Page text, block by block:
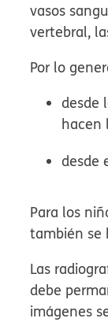
vasos
vertebral,
Por lo
desde
hacen
desde
Para los
también se
Las
debe
imágenes